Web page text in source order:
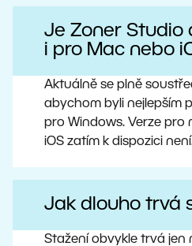
Je Zoner Studio
i pro Mac nebo
Aktuálně se plně
abychom byli nejlepším
pro Windows. Verze pro
iOS zatím k dispozici
Jak dlouho trvá
Stažení obvykle trvá jen